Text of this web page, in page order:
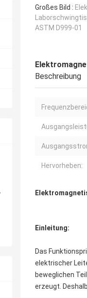
Großes Bild :
ASTM D999-01
Beschreibung
Hervorheben:
Einleitung:
Das
elektrischer
beweglichen
erzeugt.